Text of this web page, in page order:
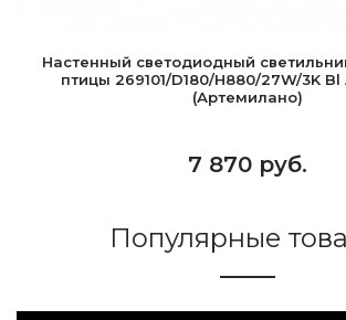
Настенный светодиодный
птицы 269101/D180/H880/27W/3K
(Артемилано)
7 870 руб.
Популярные